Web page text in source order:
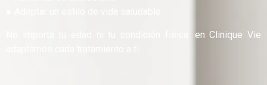
No importa tu edad ni tu condición física: en Clinique Vie